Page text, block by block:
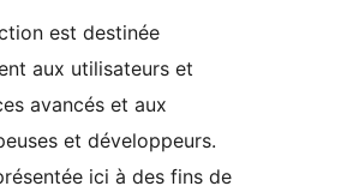
est destinée
aux utilisateurs et
avancés et aux
et développeurs.
ici à des fins de